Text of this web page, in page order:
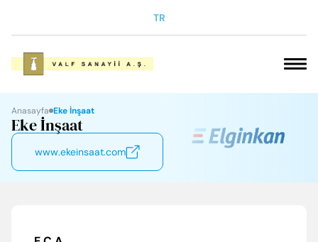
TR
SOSYAL SORUMLULUK
Anasayfa Eke İnşaat
Eke İnşaat
www.ekeinsaat.com